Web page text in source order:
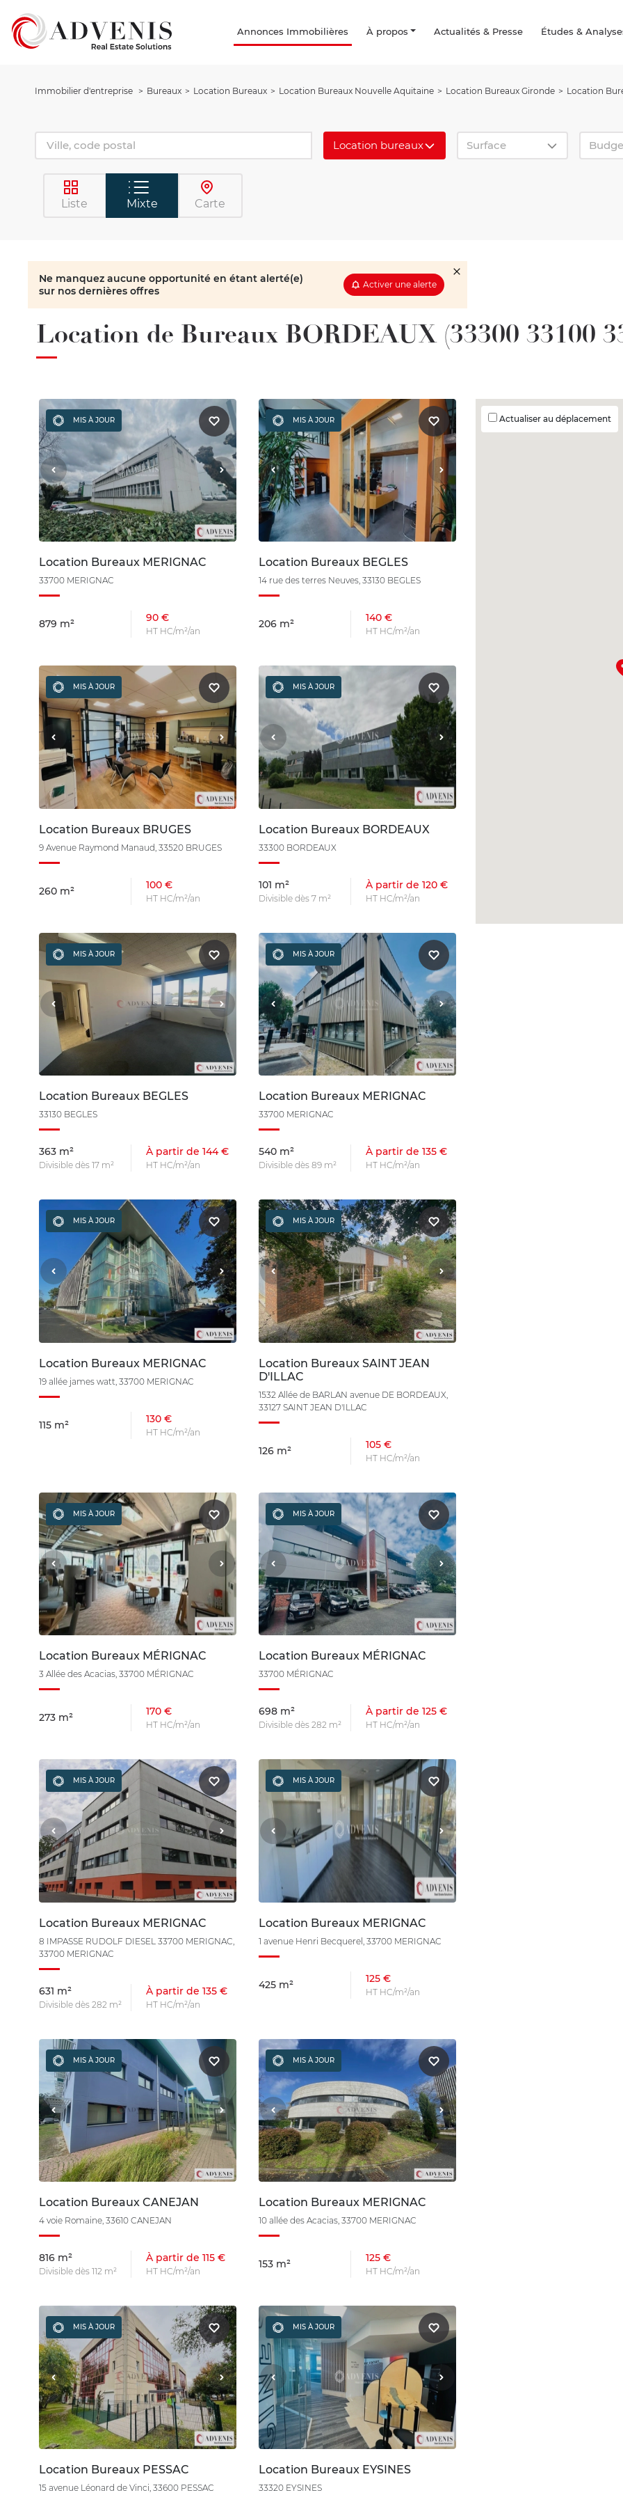
Annonces Immobilières À propos Actualités & Presse Études &
Immobilier d'entreprise Bureaux Location Bureaux Location Bureaux Nouvelle Aquitaine Location Bureaux Gironde Location
Location bureaux Surface
Liste Mixte Carte
Ne manquez aucune opportunité en étant alerté(e)
sur nos dernières offres
Activer une alerte
Location de Bureaux BORDEAUX (33300 33100
MIS À JOUR
Location Bureaux MERIGNAC
33700 MERIGNAC
879 m² 90 €
HT HC/m²/an
MIS À JOUR
Location Bureaux BEGLES
14 rue des terres Neuves, 33130 BEGLES
206 m² 140 €
HT HC/m²/an
MIS À JOUR
Location Bureaux BRUGES
9 Avenue Raymond Manaud, 33520 BRUGES
260 m² 100 €
HT HC/m²/an
MIS À JOUR
Location Bureaux BORDEAUX
33300 BORDEAUX
101 m²
Divisible dès 7 m²
À partir de 120 €
HT HC/m²/an
MIS À JOUR
Location Bureaux BEGLES
33130 BEGLES
363 m²
Divisible dès 17 m²
À partir de 144 €
HT HC/m²/an
MIS À JOUR
Location Bureaux MERIGNAC
33700 MERIGNAC
540 m²
Divisible dès 89 m²
À partir de 135 €
HT HC/m²/an
MIS À JOUR
Location Bureaux MERIGNAC
19 allée james watt, 33700 MERIGNAC
115 m² 130 €
HT HC/m²/an
MIS À JOUR
Location Bureaux SAINT JEAN
D'ILLAC
1532 Allée de BARLAN avenue DE BORDEAUX,
33127 SAINT JEAN D'ILLAC
126 m² 105 €
HT HC/m²/an
MIS À JOUR
Location Bureaux MÉRIGNAC
3 Allée des Acacias, 33700 MÉRIGNAC
273 m² 170 €
HT HC/m²/an
MIS À JOUR
Location Bureaux MÉRIGNAC
33700 MÉRIGNAC
698 m²
Divisible dès 282 m²
À partir de 125 €
HT HC/m²/an
MIS À JOUR
Location Bureaux MERIGNAC
8 IMPASSE RUDOLF DIESEL 33700 MERIGNAC,
33700 MERIGNAC
631 m²
Divisible dès 282 m²
À partir de 135 €
HT HC/m²/an
MIS À JOUR
Location Bureaux MERIGNAC
1 avenue Henri Becquerel, 33700 MERIGNAC
425 m² 125 €
HT HC/m²/an
MIS À JOUR
Location Bureaux CANEJAN
4 voie Romaine, 33610 CANEJAN
816 m²
Divisible dès 112 m²
À partir de 115 €
HT HC/m²/an
MIS À JOUR
Location Bureaux MERIGNAC
10 allée des Acacias, 33700 MERIGNAC
153 m² 125 €
HT HC/m²/an
MIS À JOUR
Location Bureaux PESSAC
15 avenue Léonard de Vinci, 33600 PESSAC
MIS À JOUR
Location Bureaux EYSINES
33320 EYSINES
Actualiser au déplacement